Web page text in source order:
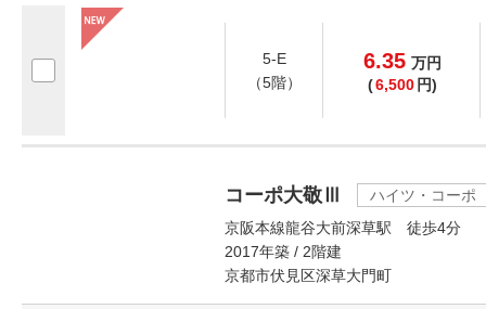
5-E
（5階）
6.35 万円
(6,500 円)
コーポ大敬Ⅲ
ハイツ・コーポ
京阪本線龍谷大前深草駅 徒歩4分
2017年築 / 2階建
京都市伏見区深草大門町